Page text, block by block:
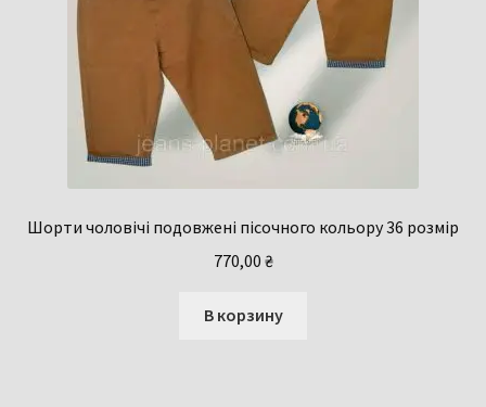
Шорти чоловічі подовжені пісочного кольору 36 розмір
770,00 ₴
В корзину